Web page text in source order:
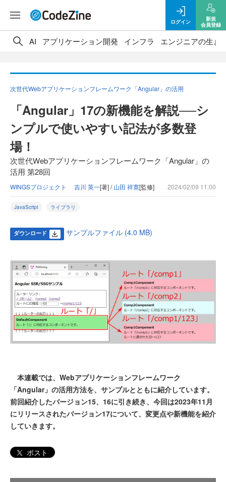
ログイン
新規
会員登録
AI アプリケーション開発 インフラ エンジニアの生き
次世代Webアプリケーションフレームワーク「Angular」の活用
「Angular」17の新機能を解説──シ
ンプルで使いやすい記法が多数登
場！
次世代Webアプリケーションフレームワーク「Angular」の
活用 第28回
WINGSプロジェクト 吉川 英一[著] /山田 祥寛[監修] 2024/02/09 11:00
JavaScript ライブラリ
ダウンロード サンプルファイル (4.0 MB)
本連載では、Webアプリケーションフレームワーク
「Angular」の活用方法を、サンプルとともに紹介しています。
前回紹介したバージョン15、16に引き続き、今回は2023年11月
にリリースされたバージョン17について、変更点や新機能を紹介
していきます。
ポスト